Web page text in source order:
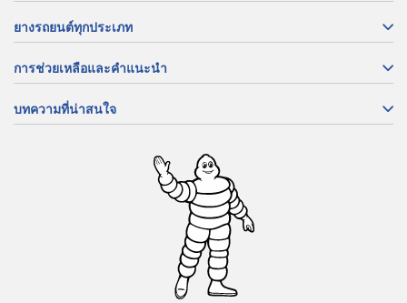
ยางรถยนต์ทุกประเภท
การช่วยเหลือและคำแนะนำ
บทความที่น่าสนใจ